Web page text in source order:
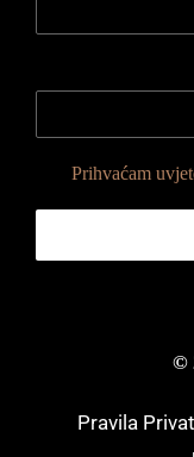
Prihvaćam
©
Pravila